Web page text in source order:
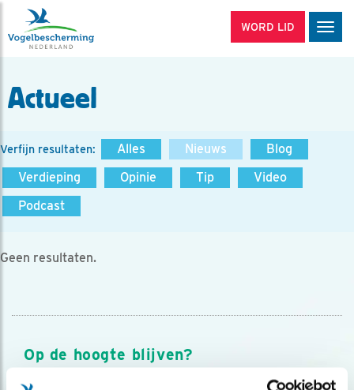
WORD LID
Actueel
Verfijn resultaten: Alles Nieuws
Blog
Verdieping
Opinie Tip
Video
Podcast
Geen resultaten.
Op de hoogte blijven?
Meld je aan en ontvang nieuws, inspiratie, acties en tips